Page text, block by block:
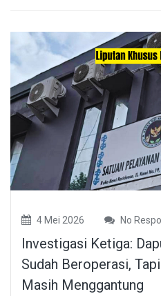
4 Mei 2026 No
Investigasi Ketiga:
Sudah Beroperasi,
Masih Menggantung